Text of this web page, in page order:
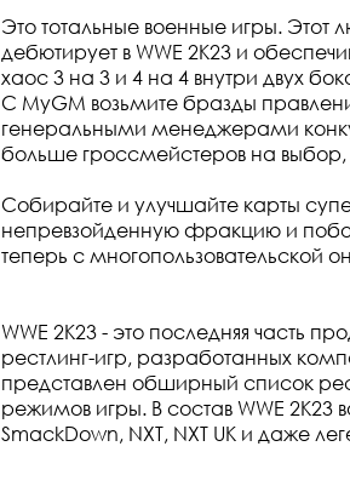
Это тотальные военные игры.
дебютирует в WWE 2K23 и
хаос 3 на 3 и 4 на 4 внутри двух
С MyGM возьмите бразды
генеральными менеджерами
больше гроссмейстеров на
Собирайте и улучшайте карты
непревзойденную фракцию и
теперь с многопользовательской
WWE 2K23 - это последняя часть
рестлинг-игр, разработанных
представлен обширный список
режимов игры. В состав WWE 2K23
SmackDown, NXT, NXT UK и даже